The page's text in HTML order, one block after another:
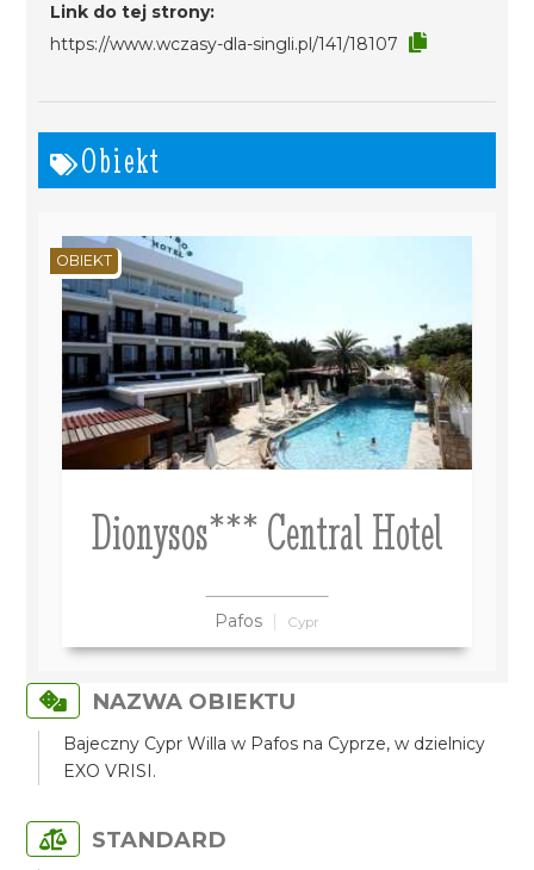
Link do tej strony:
https://www.wczasy-dla-singli.pl/141/18107
Obiekt
Dionysos*** Central Hotel
Pafos Cypr
OBIEKT
NAZWA OBIEKTU
Bajeczny Cypr Willa w Pafos na Cyprze, w dzielnicy
EXO VRISI.
STANDARD